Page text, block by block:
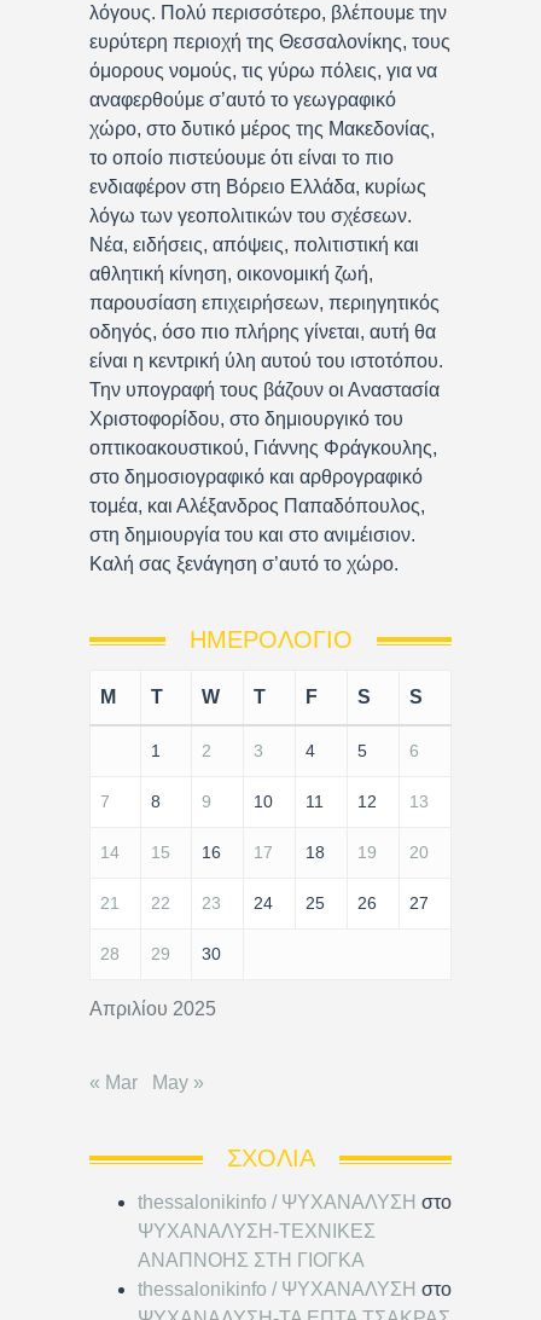
λόγους. Πολύ περισσότερο, βλέπουμε την
ευρύτερη περιοχή της Θεσσαλονίκης, τους
όμορους νομούς, τις γύρω πόλεις, για να
αναφερθούμε σ’αυτό το γεωγραφικό
χώρο, στο δυτικό μέρος της Μακεδονίας,
το οποίο πιστεύουμε ότι είναι το πιο
ενδιαφέρον στη Βόρειο Ελλάδα, κυρίως
λόγω των γεοπολιτικών του σχέσεων.
Νέα, ειδήσεις, απόψεις, πολιτιστική και
αθλητική κίνηση, οικονομική ζωή,
παρουσίαση επιχειρήσεων, περιηγητικός
οδηγός, όσο πιο πλήρης γίνεται, αυτή θα
είναι η κεντρική ύλη αυτού του ιστοτόπου.
Την υπογραφή τους βάζουν οι Αναστασία
Χριστοφορίδου, στο δημιουργικό του
οπτικοακουστικού, Γιάννης Φράγκουλης,
στο δημοσιογραφικό και αρθρογραφικό
τομέα, και Αλέξανδρος Παπαδόπουλος,
στη δημιουργία του και στο ανιμέισιον.
Καλή σας ξενάγηση σ’αυτό το χώρο.
ΗΜΕΡΟΛΌΓΙΟ
Απριλίου 2025
M T W T F S S
1 2 3 4 5 6
7 8 9 10 11 12 13
14 15 16 17 18 19 20
21 22 23 24 25 26 27
28 29 30
« Mar May »
ΣΧΌΛΙΑ
thessalonikinfo / ΨΥΧΑΝΑΛΥΣΗ στο
ΨΥΧΑΝΑΛΥΣΗ-ΤΕΧΝΙΚΕΣ
ΑΝΑΠΝΟΗΣ ΣΤΗ ΓΙΟΓΚΑ
thessalonikinfo / ΨΥΧΑΝΑΛΥΣΗ στο